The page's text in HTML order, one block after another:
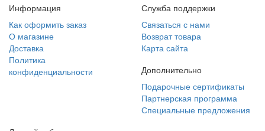
Информация
Как оформить заказ
О магазине
Доставка
Политика
конфиденциальности
Служба поддержки
Связаться с нами
Возврат товара
Карта сайта
Дополнительно
Подарочные сертификаты
Партнерская программа
Специальные предложения